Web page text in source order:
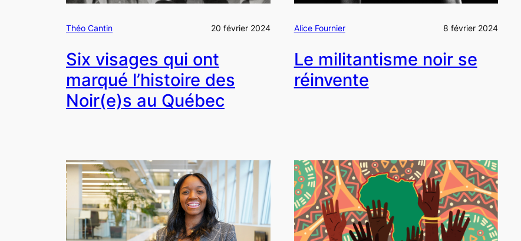
Théo Cantin 20 février 2024
Six visages qui ont
marqué l’histoire des
Noir(e)s au Québec
Alice Fournier 8 février 2024
Le militantisme noir se
réinvente